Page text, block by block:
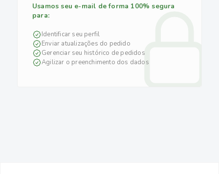
Usamos seu e-mail de forma 100% segura
para:
Identificar seu perfil
Enviar atualizações do pedido
Gerenciar seu histórico de pedidos
Agilizar o preenchimento dos dados